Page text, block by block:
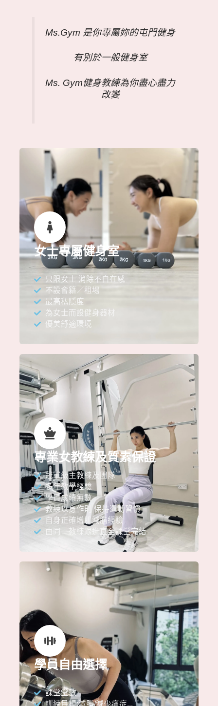
Ms.Gym 是你專屬妳的屯門健身
有別於一般健身室
Ms. Gym健身教練為你盡心盡力
改變
女士專屬健身室
只限女士 消除不自在感
不設會籍／租場
最高私隱度
為女士而設健身器材
優美舒適環境
專業女教練及質素保證
冠軍級主教練及團隊
多年教學經驗
學員成績無數
教練以身作則 保持運動習慣
自身正確增肌減脂經驗
由同一教練跟進直至課堂完結
學員自由選擇
課堂堂數
訓練目標:減脂/減少痛症...